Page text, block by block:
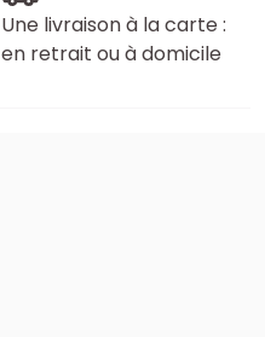
Une livraison à la carte :
en retrait ou à domicile